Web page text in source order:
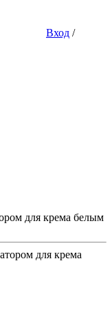
Вход /
для крема белым